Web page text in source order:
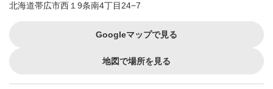
北海道帯広市西１9条南4丁目24−7
Googleマップで見る
地図で場所を見る